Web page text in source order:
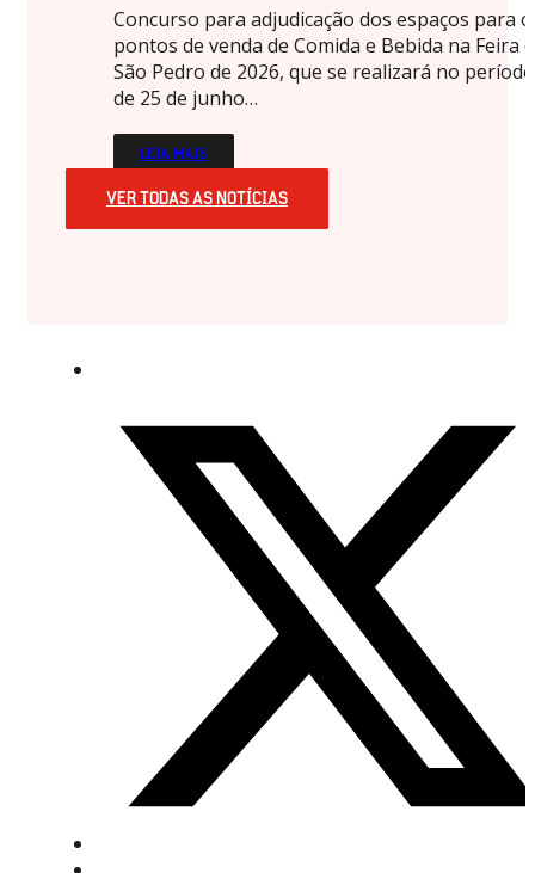
Concurso para adjudicação dos espaços para
pontos de venda de Comida e Bebida na Feira
São Pedro de 2026, que se realizará no período
de 25 de junho…
LEIA MAIS
VER TODAS AS NOTÍCIAS